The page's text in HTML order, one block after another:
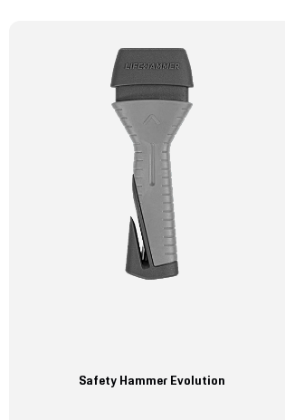
Safety Hammer Evolution